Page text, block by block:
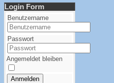
Login Form
Benutzername
Passwort
Angemeldet bleiben
Anmelden